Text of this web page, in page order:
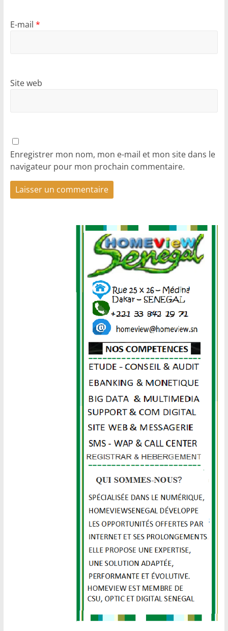
E-mail *
Site web
Enregistrer mon nom, mon e-mail et mon site dans le
navigateur pour mon prochain commentaire.